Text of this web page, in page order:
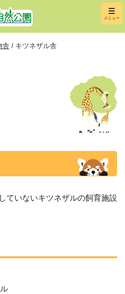
埼玉県
メニュー
舎 / キツネザル舎
ていないキツネザルの飼育施設